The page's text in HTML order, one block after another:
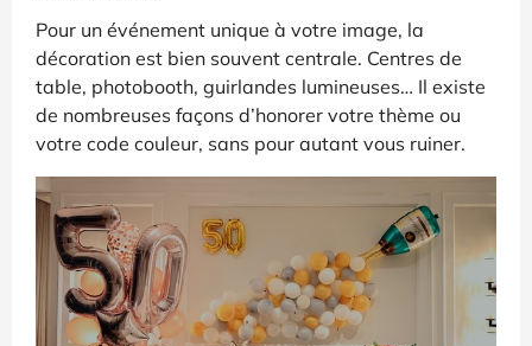
Pour un événement unique à votre image, la
décoration est bien souvent centrale. Centres de
table, photobooth, guirlandes lumineuses… Il existe
de nombreuses façons d’honorer votre thème ou
votre code couleur, sans pour autant vous ruiner.